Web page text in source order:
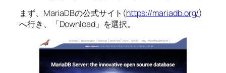
まず、MariaDBの公式サイト(https://mariadb.org/)
へ行き、「Download」を選択。